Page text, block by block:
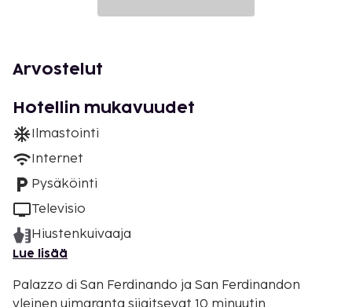
Arvostelut
Hotellin mukavuudet
Ilmastointi
Internet
Pysäköinti
Televisio
Hiustenkuivaaja
Lue lisää
Palazzo di San Ferdinando ja San Ferdinandon